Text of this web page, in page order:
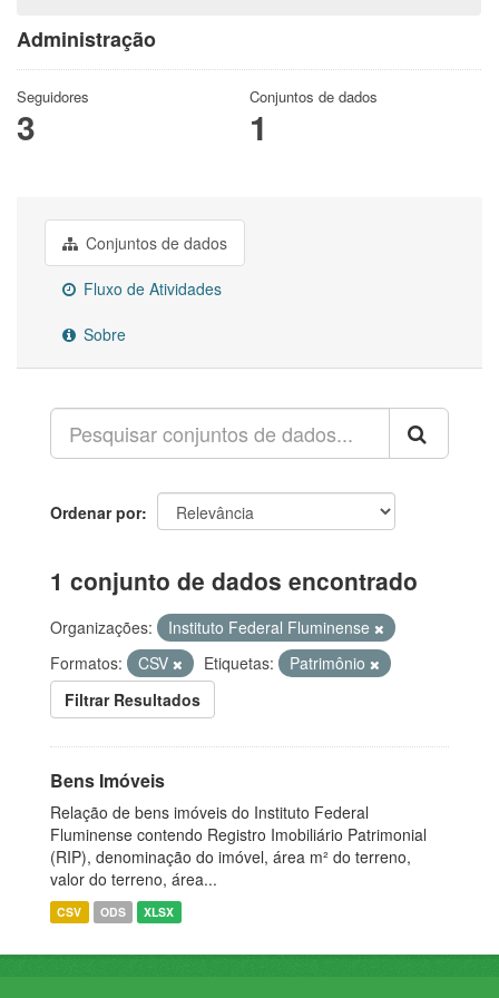
Administração
Seguidores
3
Conjuntos de dados
1
Conjuntos de dados
Fluxo de Atividades
Sobre
Ordenar por
1 conjunto de dados encontrado
Organizações:
Instituto Federal Fluminense
Formatos:
CSV Etiquetas:
Patrimônio
Filtrar Resultados
Bens Imóveis
Relação de bens imóveis do Instituto Federal
Fluminense contendo Registro Imobiliário Patrimonial
(RIP), denominação do imóvel, área m² do terreno,
valor do terreno, área...
CSV ODS XLSX